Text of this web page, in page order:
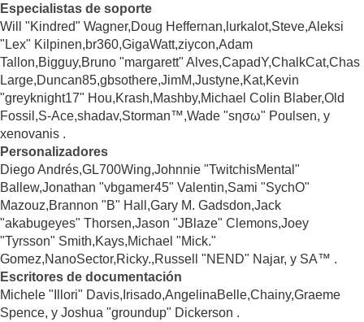
Especialistas de soporte
Will "Kindred" Wagner,Doug Heffernan,lurkalot,Steve,Aleksi
"Lex" Kilpinen,br360,GigaWatt,ziycon,Adam
Tallon,Bigguy,Bruno "margarett" Alves,CapadY,ChalkCat,Chas
Large,Duncan85,gbsothere,JimM,Justyne,Kat,Kevin
"greyknight17" Hou,Krash,Mashby,Michael Colin Blaber,Old
Fossil,S-Ace,shadav,Storman™,Wade "sησω" Poulsen, y
xenovanis .
Personalizadores
Diego Andrés,GL700Wing,Johnnie "TwitchisMental"
Ballew,Jonathan "vbgamer45" Valentin,Sami "SychO"
Mazouz,Brannon "B" Hall,Gary M. Gadsdon,Jack
"akabugeyes" Thorsen,Jason "JBlaze" Clemons,Joey
"Tyrsson" Smith,Kays,Michael "Mick."
Gomez,NanoSector,Ricky.,Russell "NEND" Najar, y SA™ .
Escritores de documentación
Michele "Illori" Davis,Irisado,AngelinaBelle,Chainy,Graeme
Spence, y Joshua "groundup" Dickerson .